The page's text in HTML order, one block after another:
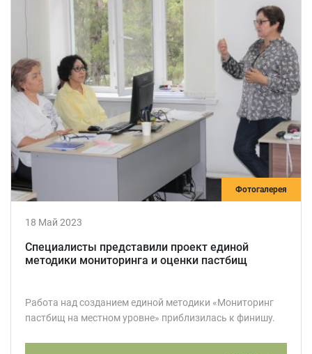
Фотогалерея
18 Май 2023
Специалисты представили проект единой
методики мониторинга и оценки пастбищ
Работа над созданием единой методики «Мониторинг
пастбищ на местном уровне» приблизилась к финишу.